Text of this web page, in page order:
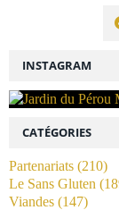
INSTAGRAM
CATÉGORIES
Partenariats (210)
Le Sans Gluten
Viandes (147)